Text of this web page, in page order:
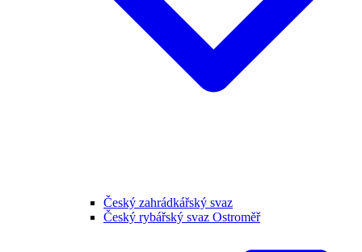
Český zahrádkářský svaz
Český rybářský svaz Ostroměř